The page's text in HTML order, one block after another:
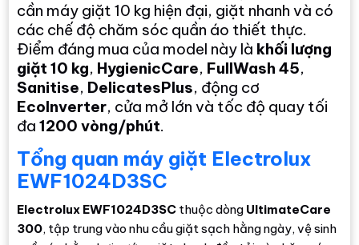
cần máy giặt 10 kg hiện đại, giặt nhanh và có
các chế độ chăm sóc quần áo thiết thực.
Điểm đáng mua của model này là khối lượng
giặt 10 kg, HygienicCare, FullWash 45,
Sanitise, DelicatesPlus, động cơ
EcoInverter, cửa mở lớn và tốc độ quay tối
đa1200 vòng/phút.
Tổng quan máy giặt Electrolux
EWF1024D3SC
Electrolux EWF1024D3SC thuộc dòng UltimateCare
300, tập trung vào nhu cầu giặt sạch hằng ngày, vệ sinh